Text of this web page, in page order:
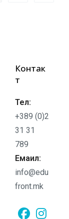
Контак
т
Тел:
+389 (0)2
31 31
789
Емаил:
info@edu
front.mk